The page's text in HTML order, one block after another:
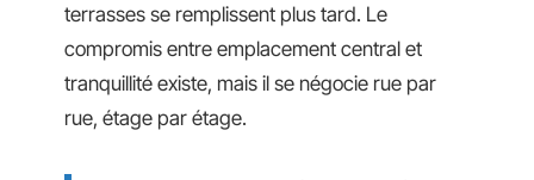
terrasses se remplissent plus tard. Le
compromis entre emplacement central et
tranquillité existe, mais il se négocie rue par
rue, étage par étage.